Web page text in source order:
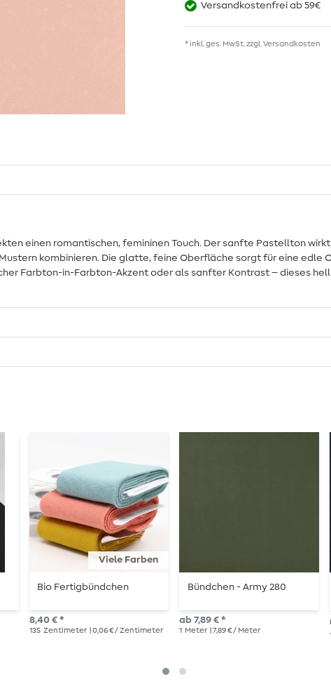
Versandkostenfrei ab 59€
* inkl. ges. MwSt. zzgl. Versandkosten
einen romantischen, femininen Touch. Der sanfte Pastellton
kombinieren. Die glatte, feine Oberfläche sorgt für eine edle
Farbton-in-Farbton-Akzent oder als sanfter Kontrast – dieses
Viele Farben
Bio Fertigbündchen
8,40 € *
135 Zentimeter | 0,06 € / Zentimeter
Bündchen - Army 280
ab 7,89 € *
1 Meter | 7,89 € / Meter